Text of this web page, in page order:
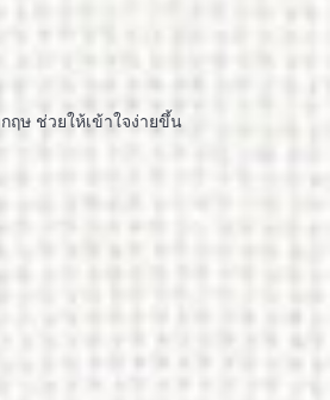
ฤษ ช่วยให้เข้าใจง่ายขึ้น